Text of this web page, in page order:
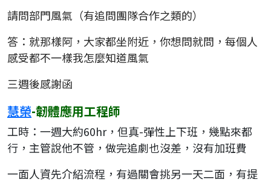
請問部門風氣（有追問團隊合作之類的）
答：就那樣阿，大家都坐附近，你想問就問，每個人
感受都不一樣我怎麼知道風氣
三週後感謝函
慧榮-韌體應用工程師
工時：一週大約60hr，但真-彈性上下班，幾點來都
行，主管說他不管，做完追劇也沒差，沒有加班費
一面人資先介紹流程，有過關會挑另一天二面，有提